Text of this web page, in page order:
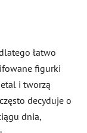
łatwo
figurki
i tworzą
decyduje o
dnia,